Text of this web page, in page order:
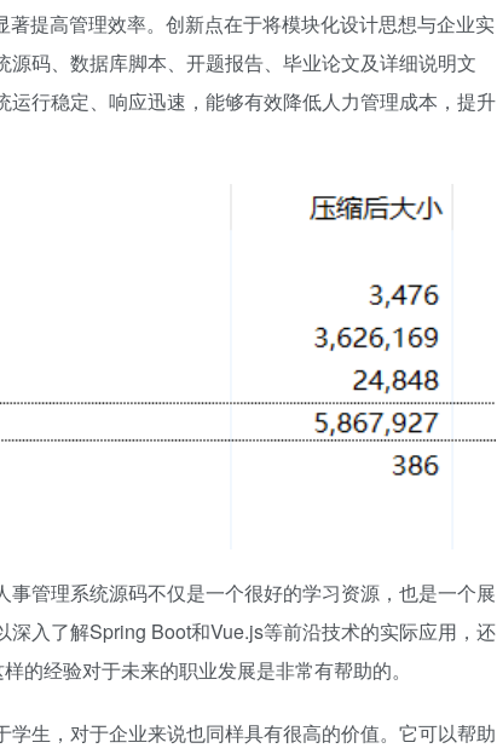
提高管理效率。创新点在于将模块化设计思想与企业实
码、数据库脚本、开题报告、毕业论文及详细说明文
行稳定、响应迅速，能够有效降低人力管理成本，提升
管理系统源码不仅是一个很好的学习资源，也是一个展
入了解Spring Boot和Vue.js等前沿技术的实际应用，还
的经验对于未来的职业发展是非常有帮助的。
生，对于企业来说也同样具有很高的价值。它可以帮助